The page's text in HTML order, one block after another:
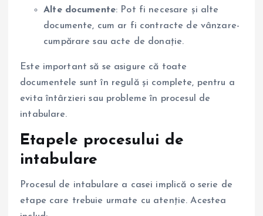
Alte documente: Pot fi necesare și alte
documente, cum ar fi contracte de vânzare-
cumpărare sau acte de donație.
Este important să se asigure că toate
documentele sunt în regulă și complete, pentru a
evita întârzieri sau probleme în procesul de
intabulare.
Etapele procesului de
intabulare
Procesul de intabulare a casei implică o serie de
etape care trebuie urmate cu atenție. Acestea